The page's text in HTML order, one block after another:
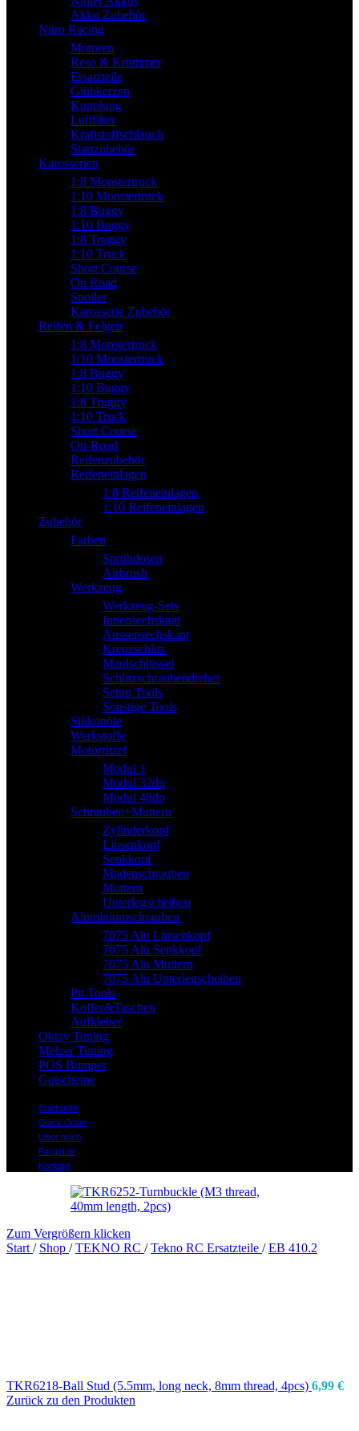
Akku Zubehör
Nitro Racing
Motoren
Reso & Krümmer
Ersatzteile
Glühkerzen
Kupplung
Luftfilter
Kraftstoffschlauch
Startzubehör
Karosserien
1:8 Monstertruck
1:10 Monstertruck
1:8 Buggy
1:10 Buggy
1:8 Truggy
1:10 Truck
Short Course
On Road
Spoiler
Karosserie Zubehör
Reifen & Felgen
1:8 Monstertruck
1/10 Monstertruck
1:8 Buggy
1:10 Buggy
1:8 Truggy
1:10 Truck
Short Course
On-Road
Reifenzubehör
Reifeneinlagen
1:8 Reifeneinlagen
1:10 Reifeneinlagen
Zubehör
Farben
Sprühdosen
Airbrush
Werkzeug
Werkzeug-Sets
Innensechskant
Aussensechskant
Kreuzschlitz
Maulschlüssel
Schlitzschraubendreher
Setup Tools
Sonstige Tools
Silikonöle
Werkstoffe
Motorritzel
Modul 1
Modul 32dp
Modul 48dp
Schrauben+Muttern
Zylinderkopf
Linsenkopf
Senkkopf
Madenschrauben
Muttern
Unterlegscheiben
Aluminiumschrauben
7075 Alu Linsenkopf
7075 Alu Senkkopf
7075 Alu Muttern
7075 Alu Unterlegscheiben
Pit Tools
Koffer&Taschen
Aufkleber
Oktay Tuning
Melzer Tuning
POS Bumper
Gutscheine
Startseite
Quick Order
Über mich
Ratgeber
Kontakt
Zum Vergrößern klicken
Start / Shop / TEKNO RC / Tekno RC Ersatzteile / EB 410.2
TKR6218-Ball Stud (5.5mm, long neck, 8mm thread, 4pcs) 6,99 €
Zurück zu den Produkten